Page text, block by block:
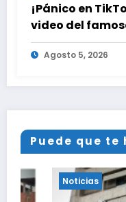
¡Pánico en
video del
Hilton que
ayuda médica
Agosto 5, 2026
Puede que te
Noticias